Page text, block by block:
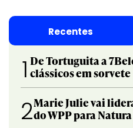
Recentes
1 De Tortuguita a
clássicos em sorvete
2Marie Julie vai
do WPP para Natura